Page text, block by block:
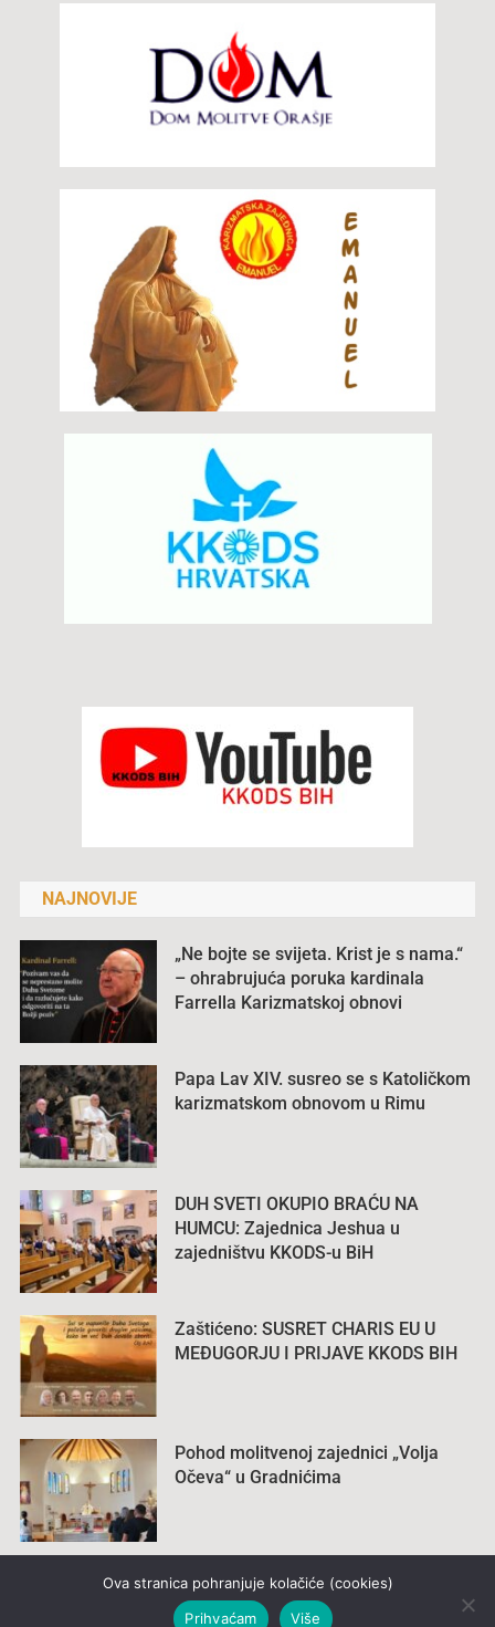
NAJNOVIJE
„Ne bojte se svijeta. Krist je s nama.“
– ohrabrujuća poruka kardinala
Farrella Karizmatskoj obnovi
Papa Lav XIV. susreo se s Katoličkom
karizmatskom obnovom u Rimu
DUH SVETI OKUPIO BRAĆU NA
HUMCU: Zajednica Jeshua u
zajedništvu KKODS-u BiH
Zaštićeno: SUSRET CHARIS EU U
MEĐUGORJU I PRIJAVE KKODS BIH
Pohod molitvenoj zajednici „Volja
Očeva“ u Gradnićima
Ova stranica pohranjuje kolačiće (cookies)
Prihvaćam
Više